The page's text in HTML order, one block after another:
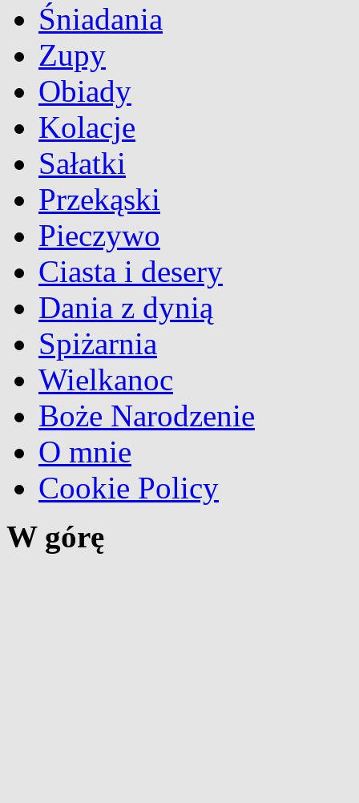
Śniadania
Zupy
Obiady
Kolacje
Sałatki
Przekąski
Pieczywo
Ciasta i desery
Dania z dynią
Spiżarnia
Wielkanoc
Boże Narodzenie
O mnie
Cookie Policy
W górę